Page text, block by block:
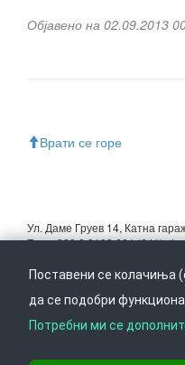
Објавено на 02.09.2013
Врати се горе
Ул. Даме Груев 14, Катна
Тел: +389 2 3103 601 (641),
Поставени се колачиња
да се подобри
Потребни ми се